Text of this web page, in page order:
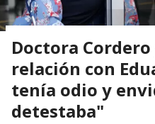
Doctora
relación con
tenía odio y
detestaba"